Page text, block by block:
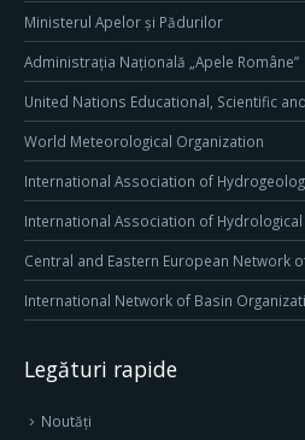
Ministerul Apelor și Pădurilor
Administrația Națională „Apele Române”
United Nations Educational, Scientific
World Meteorological Organization
International Association of
International Association of Hydrological
Central and Eastern European Network
International Network of Basin
Legături rapide
Noutăți